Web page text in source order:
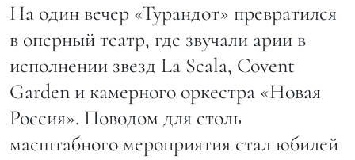
На один вечер «Турандот» превратился
в оперный театр, где звучали арии в
исполнении звезд La Scala, Covent
Garden и камерного оркестра «Новая
Россия». Поводом для столь
масштабного мероприятия стал юбилей